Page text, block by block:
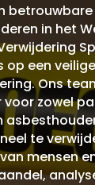
in het
op een
Ons
zowel
te
mensen